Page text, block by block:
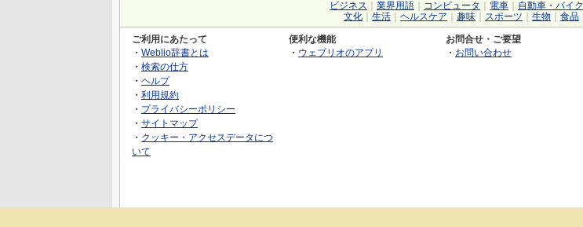
ビジネス 業界用語 コンピュータ 電車 自動車・バイク
文化
生活 ヘルスケア 趣味 スポーツ 生物 食品
ご利用にあたって
・ Weblio辞書とは
・ 検索の仕方
・ ヘルプ
・ 利用規約
・ プライバシーポリシー
・ サイトマップ
・ クッキー・アクセスデータにつ
いて
便利な機能
・ ウェブリオのアプリ
お問合せ・ご要望
・ お問い合わせ